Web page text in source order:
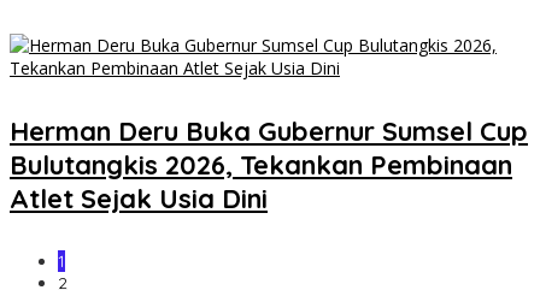
Herman Deru Buka Gubernur Sumsel Cup
Bulutangkis 2026, Tekankan Pembinaan
Atlet Sejak Usia Dini
1
2